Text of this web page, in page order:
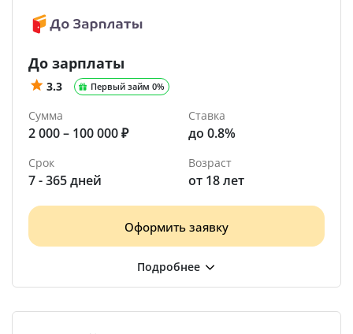
До зарплаты
3.3 Первый займ 0%
Сумма
2 000 – 100 000 ₽
Ставка
до 0.8%
Срок
7 - 365 дней
Возраст
от 18 лет
Оформить заявку